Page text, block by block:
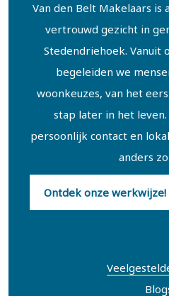
Van den Belt Makelaars is
vertrouwd gezicht in
Stedendriehoek. Vanuit
begeleiden we
woonkeuzes, van het
stap later in het
persoonlijk contact en
anders
Ontdek onze werkwijze!